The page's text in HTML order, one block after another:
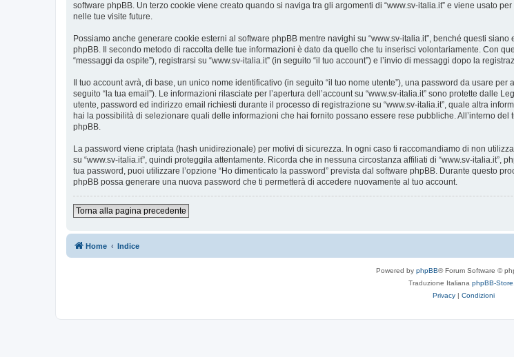
software phpBB. Un terzo cookie viene creato quando si naviga tra gli argomenti di “www.sv-italia.it” e viene usato
nelle tue visite future.
Possiamo anche generare cookie esterni al software phpBB mentre navighi su “www.sv-italia.it”, benché questi
phpBB. Il secondo metodo di raccolta delle tue informazioni è dato da quello che tu inserisci volontariamente. Con
“messaggi da ospite”), registrarsi su “www.sv-italia.it” (in seguito “il tuo account”) e l’invio di messaggi dopo la
Il tuo account avrà, di base, un unico nome identificativo (in seguito “il tuo nome utente”), una password da usare
seguito “la tua email”). Le informazioni rilasciate per l’apertura dell’account su “www.sv-italia.it” sono protette dalle
utente, password ed indirizzo email richiesti durante il processo di registrazione su “www.sv-italia.it”, quale altra
hai la possibilità di selezionare quali delle informazioni che hai fornito possano essere rese pubbliche. All’interno
phpBB.
La password viene criptata (hash unidirezionale) per motivi di sicurezza. In ogni caso ti raccomandiamo di non
su “www.sv-italia.it”, quindi proteggila attentamente. Ricorda che in nessuna circostanza affiliati di “www.sv-
tua password, puoi utilizzare l’opzione “Ho dimenticato la password” prevista dal software phpBB. Durante questo
phpBB possa generare una nuova password che ti permetterà di accedere nuovamente al tuo account.
Torna alla pagina precedente
Home Indice
Powered by phpBB® Forum Software ©
Traduzione Italiana phpBB-
Privacy | Condizioni